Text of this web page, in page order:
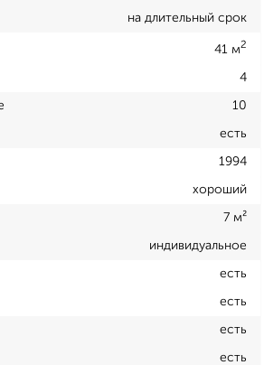
на длительный срок
41 м2
4
10
есть
1994
хороший
7 м²
индивидуальное
есть
есть
есть
есть